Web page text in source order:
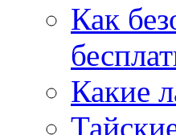
Как
Какие